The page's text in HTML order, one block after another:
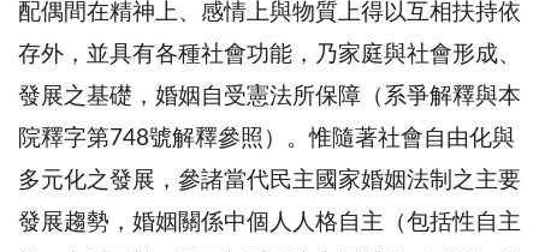
配偶間在精神上、感情上與物質上得以互相扶持依
存外，並具有各種社會功能，乃家庭與社會形成、
發展之基礎，婚姻自受憲法所保障（系爭解釋與本
院釋字第748號解釋參照）。惟隨著社會自由化與
多元化之發展，參諸當代民主國家婚姻法制之主要
發展趨勢，婚姻關係中個人人格自主（包括性自主